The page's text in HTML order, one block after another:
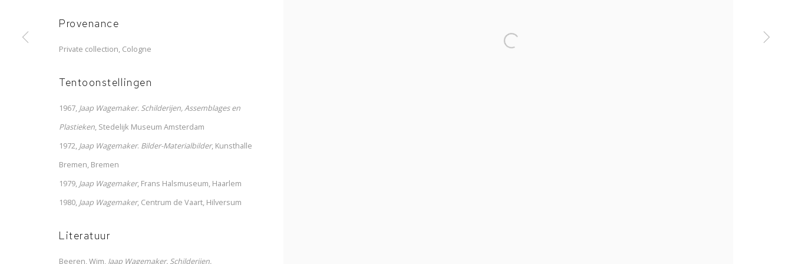
Provenance
Private collection, Cologne
Tentoonstellingen
1967, Jaap Wagemaker. Schilderijen, Assemblages en
Plastieken, Stedelijk Museum Amsterdam
1972, Jaap Wagemaker. Bilder-Materialbilder, Kunsthalle
Bremen, Bremen
1979, Jaap Wagemaker, Frans Halsmuseum, Haarlem
1980, Jaap Wagemaker, Centrum de Vaart, Hilversum
Literatuur
Beeren, Wim, Jaap Wagemaker. Schilderijen,